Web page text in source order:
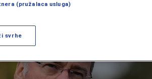
VIRALNO
VIDEO
(pružalaca usluga)
svrhe